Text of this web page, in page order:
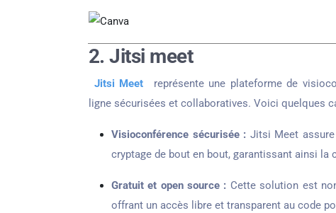
2. Jitsi meet
Jitsi Meet
représente une plateforme de
ligne sécurisées et collaboratives. Voici quelques
Visioconférence sécurisée : Jitsi Meet
cryptage de bout en bout, garantissant ainsi
Gratuit et open source : Cette solution est
offrant un accès libre et transparent au code